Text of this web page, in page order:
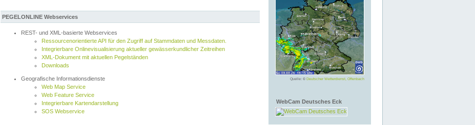
Quelle: © Deutscher Wetterdienst, Offenbach
WebCam Deutsches Eck
PEGELONLINE Webservices
REST- und XML-basierte Webservices
Ressourcenorientierte API für den Zugriff auf Stammdaten und Messdaten.
Integrierbare Onlinevisualisierung aktueller gewässerkundlicher Zeitreihen
XML-Dokument mit aktuellen Pegelständen
Downloads
Geografische Informationsdienste
Web Map Service
Web Feature Service
Integrierbare Kartendarstellung
SOS Webservice